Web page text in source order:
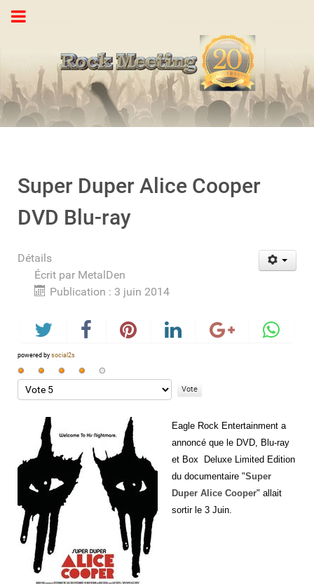
Super Duper Alice Cooper
DVD Blu-ray
Détails
Écrit par MetalDen
Publication : 3 juin 2014
powered by social2s
Vote
utilisateur:
Veuillez
voter
Eagle Rock Entertainment a
annoncé que le DVD, Blu-ray
et Box
Deluxe Limited Edition
du documentaire "Super
Duper Alice Cooper" allait
sortir le 3 Juin.